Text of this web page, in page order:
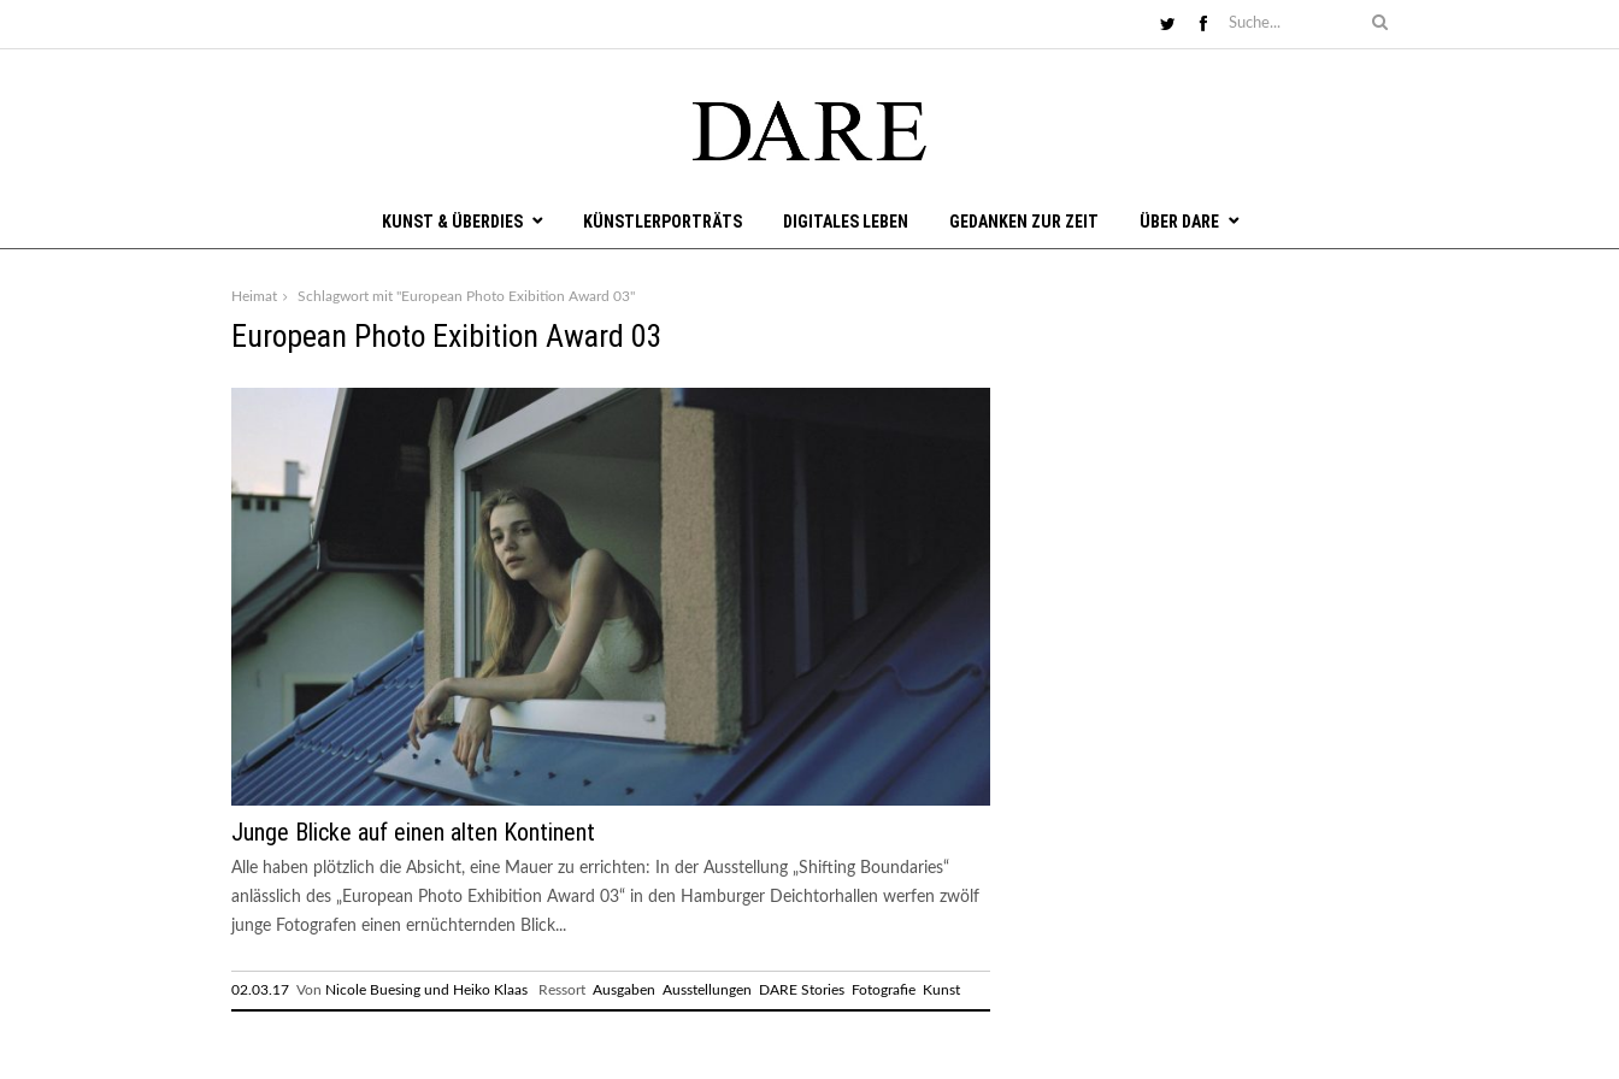
KUNST & ÜBERDIES KÜNSTLERPORTRÄTS DIGITALES LEBEN GEDANKEN ZUR ZEIT ÜBER DARE
Heimat Schlagwort mit "European Photo Exibition Award 03"
European Photo Exibition Award 03
Junge Blicke auf einen alten Kontinent
Alle haben plötzlich die Absicht, eine Mauer zu errichten: In der Ausstellung „Shifting Boundaries“
anlässlich des „European Photo Exhibition Award 03“ in den Hamburger Deichtorhallen werfen zwölf
junge Fotografen einen ernüchternden Blick...
02.03.17 Von Nicole Buesing und Heiko Klaas Ressort Ausgaben Ausstellungen DARE Stories Fotografie Kunst